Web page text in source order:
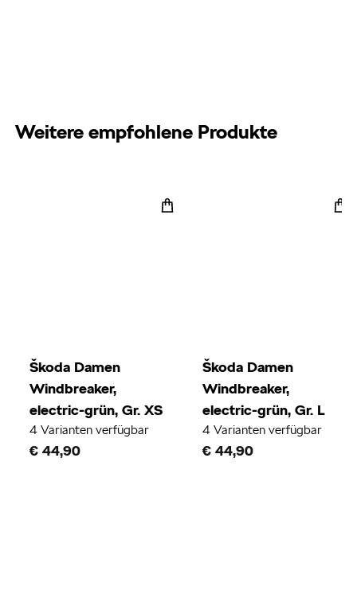
Weitere empfohlene Produkte
Škoda Damen
Windbreaker,
electric-grün, Gr. XS
4 Varianten verfügbar
€ 44,90
Škoda Damen
Windbreaker,
electric-grün, Gr. L
4 Varianten verfügbar
€ 44,90